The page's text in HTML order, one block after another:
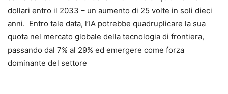
dollari entro il 2033 – un aumento di 25 volte in soli dieci
anni. Entro tale data, l’IA potrebbe quadruplicare la sua
quota nel mercato globale della tecnologia di frontiera,
passando dal 7% al 29% ed emergere come forza
dominante del settore